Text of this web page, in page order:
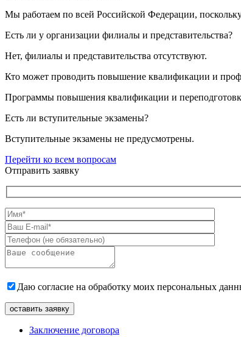
Мы работаем по всей Российской Федерации,
Есть ли у организации филиалы и представительства?
Нет, филиалы и представительства отсутствуют.
Кто может проводить повышение квалификации и
Программы повышения квалификации и
Есть ли вступительные экзамены?
Вступительные экзамены не предусмотрены.
Перейти ко всем вопросам
Отправить заявку
Даю согласие на обработку моих персональных
Заключение договора